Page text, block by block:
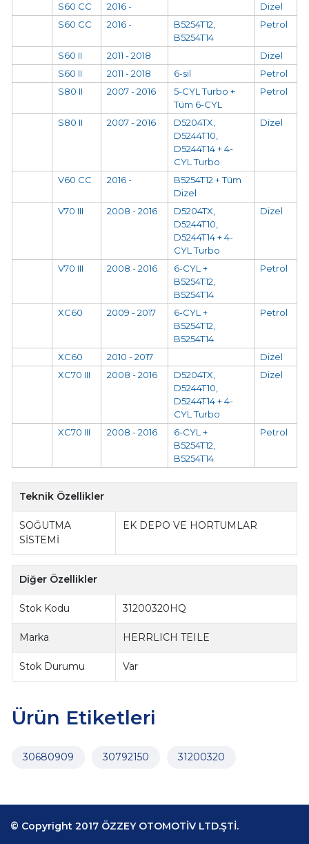
S60 CC
2016 -
Dizel
S60 CC
2016 -
B5254T12,
B5254T14
Petrol
S60 II 2011 - 2018
Dizel
S60 II
2011 - 2018 6-sil
Petrol
S80 II
2007 - 2016
5-CYL Turbo +
Tüm 6-CYL
Petrol
S80 II 2007 - 2016
D5204TX,
D5244T10,
D5244T14 + 4-
CYL Turbo
Dizel
V60 CC 2016 -
B5254T12 + Tüm
Dizel
V70 III
2008 - 2016
D5204TX,
D5244T10,
D5244T14 + 4-
CYL Turbo
Dizel
V70 III 2008 - 2016
6-CYL +
B5254T12,
B5254T14
Petrol
XC60 2009 - 2017
6-CYL +
B5254T12,
B5254T14
Petrol
XC60 2010 - 2017
Dizel
XC70 III
2008 - 2016
D5204TX,
D5244T10,
D5244T14 + 4-
CYL Turbo
Dizel
XC70 III 2008 - 2016
6-CYL +
B5254T12,
B5254T14
Petrol
Teknik Özellikler
SOĞUTMA
SİSTEMİ
EK DEPO VE HORTUMLAR
Diğer Özellikler
Stok Kodu 31200320HQ
Marka HERRLICH TEILE
Stok Durumu Var
Ürün Etiketleri
30680909 30792150 31200320
© Copyright 2017 ÖZZEY OTOMOTİV LTD.ŞTİ.